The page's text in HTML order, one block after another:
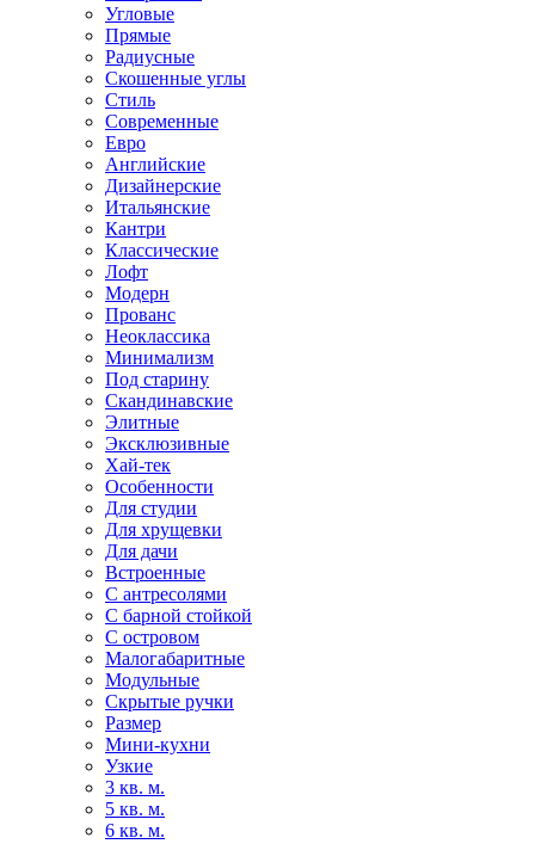
Угловые
Прямые
Радиусные
Скошенные углы
Стиль
Современные
Евро
Английские
Дизайнерские
Итальянские
Кантри
Классические
Лофт
Модерн
Прованс
Неоклассика
Минимализм
Под старину
Скандинавские
Элитные
Эксклюзивные
Хай-тек
Особенности
Для студии
Для хрущевки
Для дачи
Встроенные
С антресолями
С барной стойкой
С островом
Малогабаритные
Модульные
Скрытые ручки
Размер
Мини-кухни
Узкие
3 кв. м.
5 кв. м.
6 кв. м.